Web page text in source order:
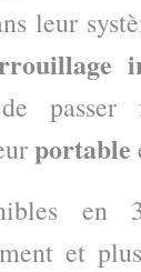
leur
portable
en
et